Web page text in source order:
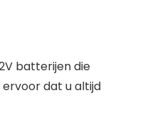
batterijendie
dat u altijd